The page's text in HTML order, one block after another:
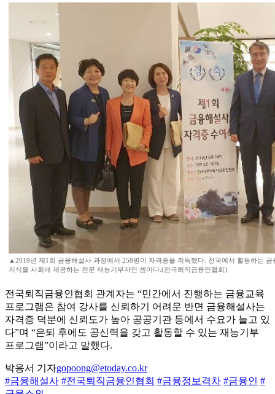
▲2019년 제1회 금융해설사 과정에서 258명이 자격증을 취득했다. 전국에서 활동하는
지식을 사회에 제공하는 전문 재능기부자인 셈이다.(전국퇴직금융인협회)
전국퇴직금융인협회 관계자는 “민간에서 진행하는 금융교육
프로그램은 참여 강사를 신뢰하기 어려운 반면 금융해설사는
자격증 덕분에 신뢰도가 높아 공공기관 등에서 수요가 늘고 있
다”며 “은퇴 후에도 공신력을 갖고 활동할 수 있는 재능기부
프로그램”이라고 말했다.
박응서 기자gopoong@etoday.co.kr
#금융해설사 #전국퇴직금융인협회 #금융정보격차 #금융인 #